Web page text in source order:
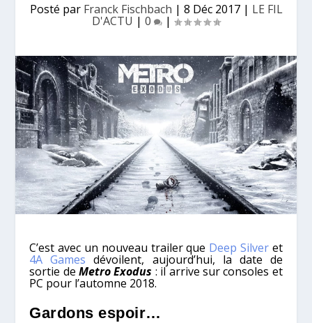
Posté par Franck Fischbach | 8 Déc 2017| LE FIL
D'ACTU | 0 |
C’est avec un nouveau trailer que Deep Silveret
4A Games dévoilent, aujourd’hui, la date de
sortie deMetro Exodus : il arrive sur consoles et
PC pour l’automne 2018.
Gardons espoir…